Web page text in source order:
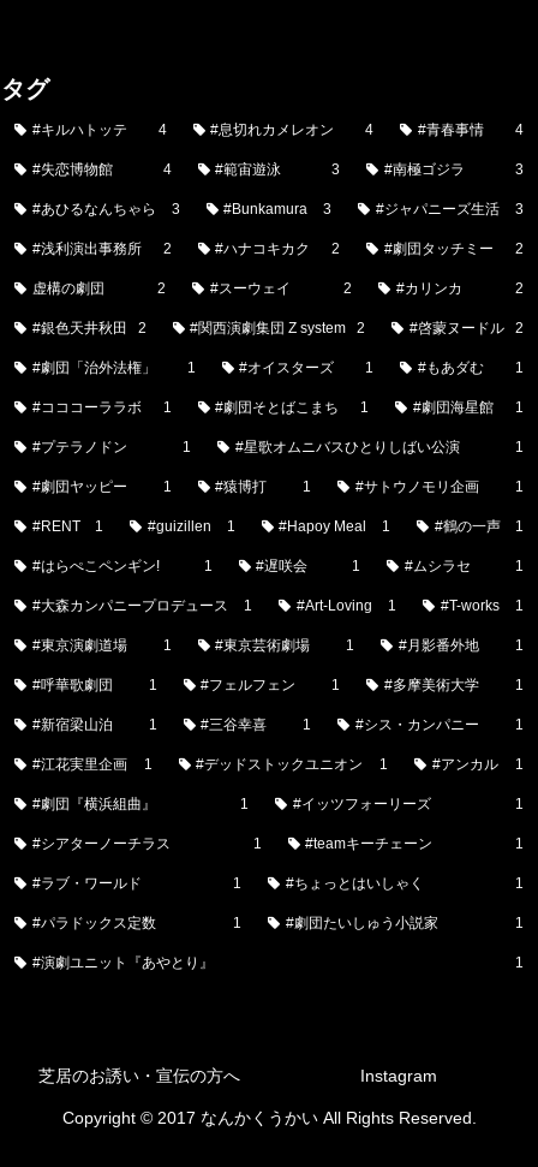
タグ
#キルハトッテ 4 #息切れカメレオン 4 #青春事情 4
#失恋博物館 4 #範宙遊泳 3 #南極ゴジラ 3
#あひるなんちゃら 3 #Bunkamura 3 #ジャパニーズ生活 3
#浅利演出事務所 2 #ハナコキカク 2 #劇団タッチミー 2
虚構の劇団 2 #スーウェイ 2 #カリンカ 2
#銀色天井秋田 2 #関西演劇集団 Z system 2 #啓蒙ヌードル 2
#劇団「治外法権」 1 #オイスターズ 1 #もあダむ 1
#コココーララボ 1 #劇団そとばこまち 1 #劇団海星館 1
#プテラノドン 1 #星歌オムニバスひとりしばい公演 1
#劇団ヤッピー 1 #猿博打 1 #サトウノモリ企画 1
#RENT 1 #guizillen 1 #Hapoy Meal 1 #鶴の一声 1
#はらぺこペンギン! 1 #遅咲会 1 #ムシラセ 1
#大森カンパニープロデュース 1 #Art-Loving 1 #T-works 1
#東京演劇道場 1 #東京芸術劇場 1 #月影番外地 1
#呼華歌劇団 1 #フェルフェン 1 #多摩美術大学 1
#新宿梁山泊 1 #三谷幸喜 1 #シス・カンパニー 1
#江花実里企画 1 #デッドストックユニオン 1 #アンカル 1
#劇団『横浜組曲』 1 #イッツフォーリーズ 1
#シアターノーチラス 1 #teamキーチェーン 1
#ラブ・ワールド 1 #ちょっとはいしゃく 1
#パラドックス定数 1 #劇団たいしゅう小説家 1
#演劇ユニット『あやとり』 1
芝居のお誘い・宣伝の方へ Instagram
Copyright © 2017 なんかくうかい All Rights Reserved.